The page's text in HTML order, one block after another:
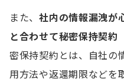
また、社内の情報漏洩が
と合わせて秘密保持契約
密保持契約とは、自社の
用方法や返還期限などを